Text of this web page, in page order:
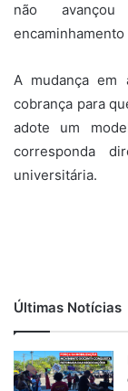
não
A mudança em
cobrança para
adote um
corresponda
universitária.
Últimas Notícias